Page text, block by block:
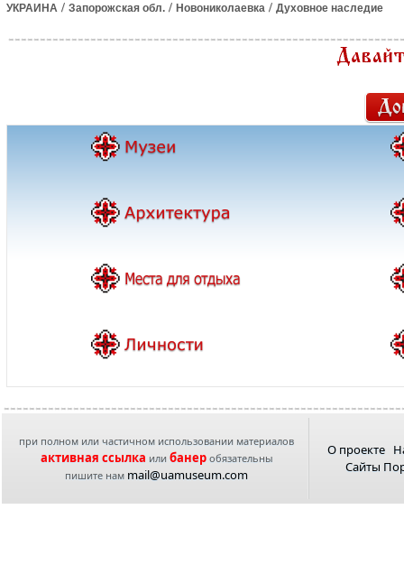
УКРАИНА / Запорожская обл. / Новониколаевка / Духовное наследие
при полном или частичном использовании материалов
активная ссылка или банеробязательны
пишите нам mail@uamuseum.com
О проекте
Сайты